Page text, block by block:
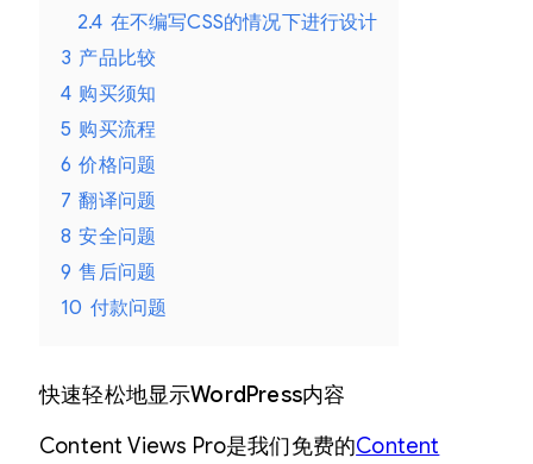
2.4 在不编写CSS的情况下进行设计
3 产品比较
4 购买须知
5 购买流程
6 价格问题
7 翻译问题
8 安全问题
9 售后问题
10 付款问题
快速轻松地显示WordPress内容
Content Views Pro是我们免费的Content